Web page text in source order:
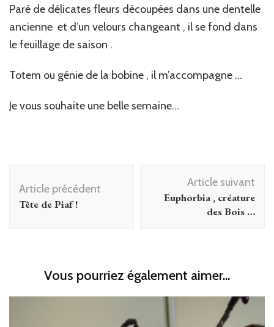
Paré de délicates fleurs découpées dans une dentelle
ancienne et d’un velours changeant , il se fond dans
le feuillage de saison .
Totem ou génie de la bobine , il m’accompagne …
Je vous souhaite une belle semaine…
d'article
Article précédent
Tête de Piaf !
Article suivant
Euphorbia , créature
des Bois …
Vous pourriez également aimer...